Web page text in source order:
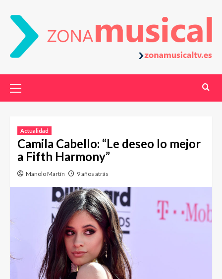
Actualidad
Camila Cabello: “Le deseo lo mejor
a Fifth Harmony”
Manolo Martín 9 años atrás